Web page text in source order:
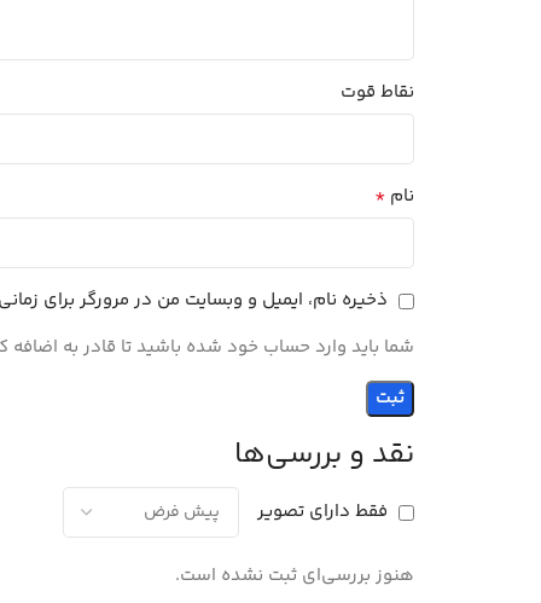
نقد و بررسی‌ها
فقط دارای تصویر
هنوز بررسی‌ای ثبت نشده است.
نقاط قوت
نام *
ذخیره نام، ایمیل و وبسایت من در مرورگر برای
شما باید وارد حساب خود شده باشید تا قادر به اضافه